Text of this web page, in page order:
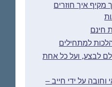
איך חוזרים
חינם
למתחילים
לבצע, ועל כל אחת
וחובה על ידי חייב –